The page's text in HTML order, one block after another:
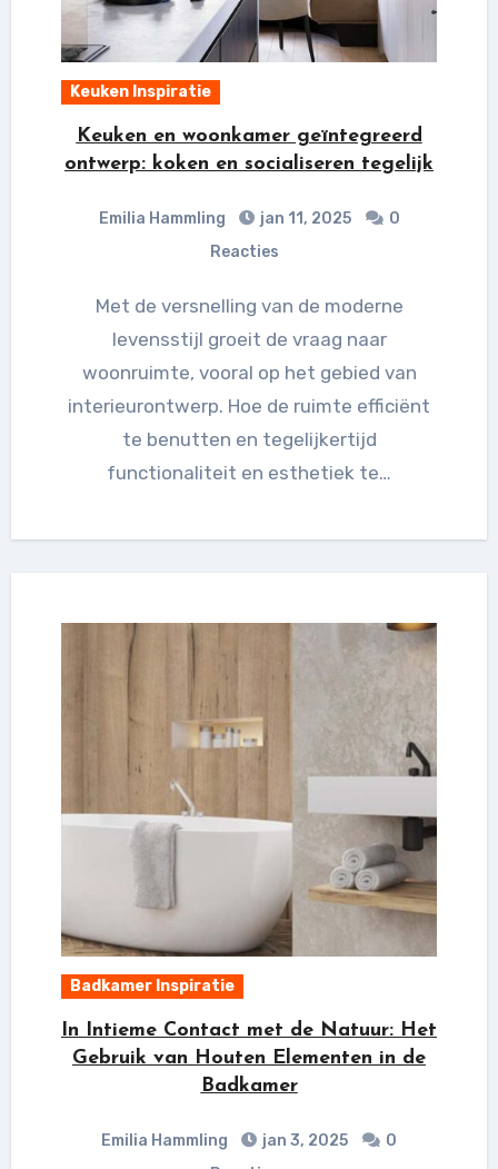
Keuken Inspiratie
Keuken en woonkamer geïntegreerd
ontwerp: koken en socialiseren tegelijk
Emilia Hammling jan 11, 2025
0
Reacties
Met de versnelling van de moderne
levensstijl groeit de vraag naar
woonruimte, vooral op het gebied van
interieurontwerp. Hoe de ruimte efficiënt
te benutten en tegelijkertijd
functionaliteit en esthetiek te…
Badkamer Inspiratie
In Intieme Contact met de Natuur: Het
Gebruik van Houten Elementen in de
Badkamer
Emilia Hammling jan 3, 2025
0